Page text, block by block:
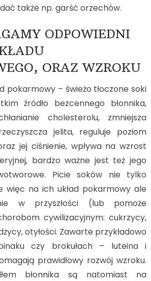
także np. garść orzechów.
ODPOWIEDNI
ORAZ WZROKU
pokarmowy – świeżo tłoczone soki
źródło bezcennego błonnika,
cholesterolu, zmniejsza
jelita, reguluje poziom
jej ciśnienie, wpływa na wzrost
bardzo ważne jest też jego
Picie soków nie tylko
więc na ich układ pokarmowy ale
w przyszłości (lub pomoże
cywilizacyjnym: cukrzycy,
otyłości. Zawarte przykładowo
czy brokułach – luteina i
prawidłowy rozwój wzroku.
błonnika są natomiast na